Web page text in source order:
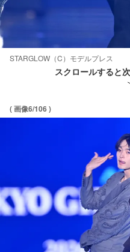
STARGLOW（C）モデルプレス
スクロールすると
( 画像6/106 )